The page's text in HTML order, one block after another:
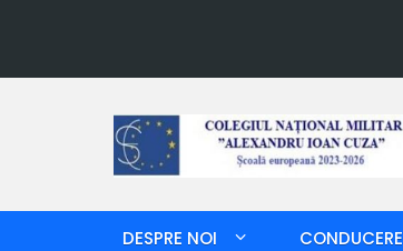
DESPRE NOI CONDUCERE